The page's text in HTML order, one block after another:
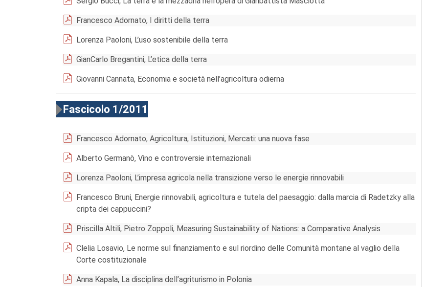
Francesco Adornato, I diritti della terra
Lorenza Paoloni, L’uso sostenibile della terra
GianCarlo Bregantini, L’etica della terra
Giovanni Cannata, Economia e società nell’agricoltura odierna
Fascicolo 1/2011
Francesco Adornato, Agricoltura, Istituzioni, Mercati: una nuova fase
Alberto Germanò, Vino e controversie internazionali
Lorenza Paoloni, L’impresa agricola nella transizione verso le energie rinnovabili
Francesco Bruni, Energie rinnovabili, agricoltura e tutela del paesaggio: dalla marcia di Radetzky alla
cripta dei cappuccini?
Priscilla Altili, Pietro Zoppoli, Measuring Sustainability of Nations: a Comparative Analysis
Clelia Losavio, Le norme sul finanziamento e sul riordino delle Comunità montane al vaglio della
Corte costituzionale
Anna Kapala, La disciplina dell’agriturismo in Polonia